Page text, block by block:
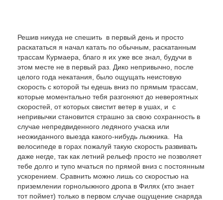
Решив никуда не спешить в первый день и просто
раскататься я начал катать по обычным, раскатанным
трассам Курмаера, благо я их уже все знал, будучи в
этом месте не в первый раз. Дико непривычно, после
целого года некатания, было ощущать неистовую
скорость с которой ты едешь вниз по прямым трассам,
которые моментально тебя разгоняют до невероятных
скоростей, от которых свистит ветер в ушах, и с
непривычки становится страшно за свою сохранность в
случае непредвиденного ледяного учаска или
неожиданного выезда какого-нибудь лыжника. На
велосипеде в горах пожалуй такую скорость развивать
даже негде, так как летний рельеф просто не позволяет
тебе долго и тупо мчаться по прямой вниз с постоянным
ускорением. Сравнить можно лишь со скоростью на
приземлении горнолыжного дропа в Филях (кто знает
тот поймет) только в первом случае ощущение снаряда